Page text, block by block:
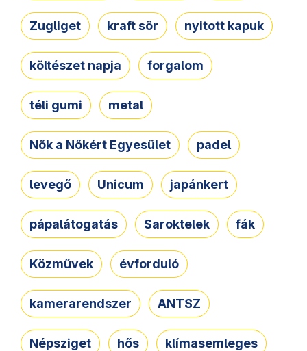
Zugliget kraft sör nyitott kapuk
költészet napja forgalom
téli gumi metal
Nők a Nőkért Egyesület padel
levegő Unicum japánkert
pápalátogatás Saroktelek fák
Közművek évforduló
kamerarendszer ANTSZ
Népsziget hős klímasemleges